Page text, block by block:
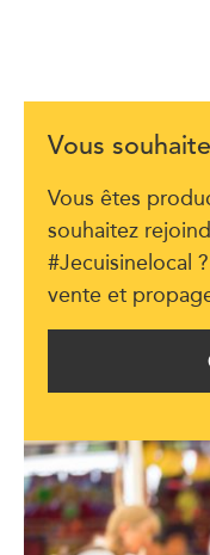
Vous
Vous êtes
souhaitez
#Jecuisinelocal
vente et